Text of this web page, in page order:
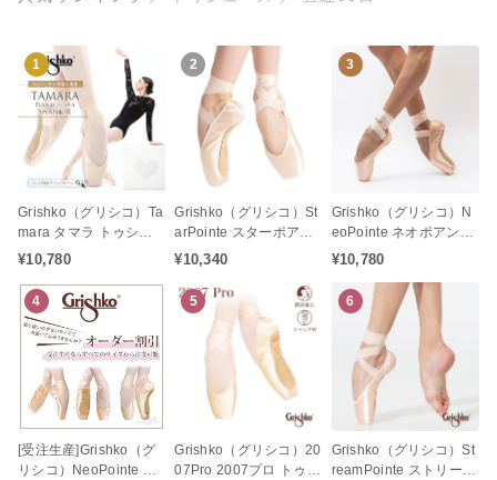
1
Grishko（グリシコ）Ta
mara タマラ トゥシュ
ーズ バレエ（Rシャン
ャンク）
¥10,780
2
Grishko（グリシコ）St
arPointe スターポアン
ト トゥシューズ バレエ
アムフレキシブル）
¥10,340
3
Grishko（グリシコ）N
eoPointe ネオポアント
トゥシューズ バレエ
ォーストシャンク）
¥10,780
4
[受注生産]Grishko（グ
リシコ）NeoPointe ネ
5
Grishko（グリシコ）20
07Pro 2007プロ トゥシ
6
Grishko（グリシコ）St
reamPointe ストリーム